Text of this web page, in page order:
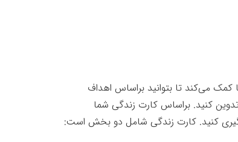
می‌کند تا بتوانید براساس اهداف
کنید. براساس کارت زندگی شما
کنید. کارت زندگی شامل دو بخش است: